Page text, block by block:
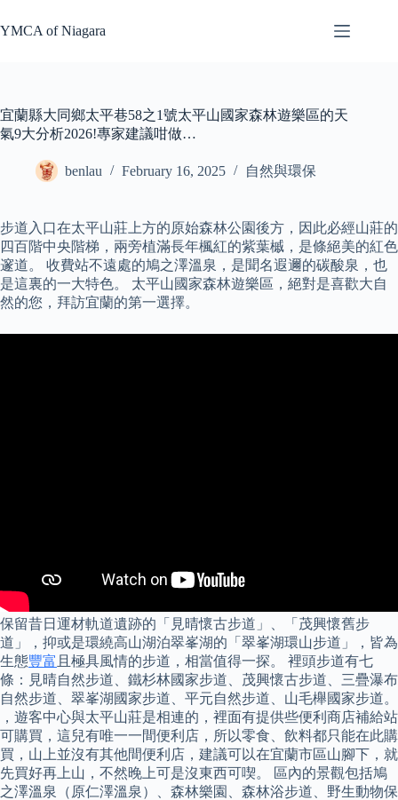
to
content
YMCA of Niagara
宜蘭縣大同鄉太平巷58之1號太平山國家森林遊樂區的天
氣9大分析2026!專家建議咁做…
benlau February 16, 2025 自然與環保
步道入口在太平山莊上方的原始森林公園後方，因此必經山莊的
四百階中央階梯，兩旁植滿長年楓紅的紫葉槭，是條絕美的紅色
邃道。 收費站不遠處的鳩之澤溫泉，是聞名遐邇的碳酸泉，也
是這裏的一大特色。 太平山國家森林遊樂區，絕對是喜歡大自
然的您，拜訪宜蘭的第一選擇。
保留昔日運材軌道遺跡的「見晴懷古步道」、「茂興懷舊步
道」，抑或是環繞高山湖泊翠峯湖的「翠峯湖環山步道」，皆為
生態豐富 且極具風情的步道，相當值得一探。 裡頭步道有七
條：見晴自然步道、鐵杉林國家步道、茂興懷古步道、三疊瀑布
自然步道、翠峯湖國家步道、平元自然步道、山毛櫸國家步道。
，遊客中心與太平山莊是相連的，裡面有提供些便利商店補給站
可購買，這兒有唯一一間便利店，所以零食、飲料都只能在此購
買，山上並沒有其他間便利店，建議可以在宜蘭市區山腳下，就
先買好再上山，不然晚上可是沒東西可喫。 區內的景觀包括鳩
之澤溫泉（原仁澤溫泉）、森林樂園、森林浴步道、野生動物保